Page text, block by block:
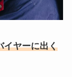
イヤーに出く